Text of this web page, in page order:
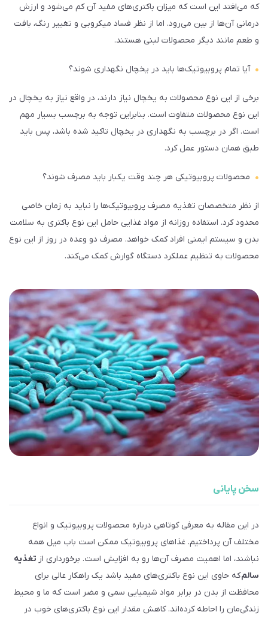
که می‌افتد این است که میزان باکتری‌های مفید آن کم می‌شود و ارزش
درمانی‌ آن‌ها از بین می‌رود. اما از نظر فساد میکروبی و تغییر رنگ، بافت
و طعم مانند دیگر محصولات لبنی هستند.
آیا تمام پروبیوتیک‌ها باید در یخچال نگهداری شوند؟
برخی از این نوع محصولات به یخچال نیاز دارند، در واقع نیاز به یخچال در
این نوع محصولات متفاوت است. بنابراین توجه به برچسب بسیار مهم
است. اگر در برچسب به نگهداری در یخچال تاکید شده باشد، پس باید
طبق همان دستور عمل کرد.
محصولات پروبیوتیکی هر چند وقت یکبار باید مصرف شوند؟
از نظر متخصصان تغذیه مصرف پروبیوتیک‌ها را نباید به زمان خاصی
محدود کرد. استفاده روزانه از مواد غذایی حامل این نوع باکتری به سلامت
بدن و سیستم ایمنی افراد کمک خواهد. مصرف دو وعده در روز از این نوع
محصولات به تنظیم عملکرد دستگاه گوارش کمک می‌کند.
سخن پایانی
در این مقاله به معرفی کوتاهی درباره محصولات پروبیوتیک و انواع
مختلف آن پرداختیم. غذاهای پروبیوتیک ممکن است باب میل همه
نباشند، اما اهمیت مصرف آن‌ها رو به افزایش است. برخورداری از تغذیه
سالمکه حاوی این نوع باکتری‌های مفید باشد یک راهکار عالی برای
محافظت از بدن در برابر مواد شیمیایی سمی و مضر است که ما و محیط
زندگی‌مان را احاطه کرده‌اند. کاهش مقدار این نوع باکتری‌های خوب در